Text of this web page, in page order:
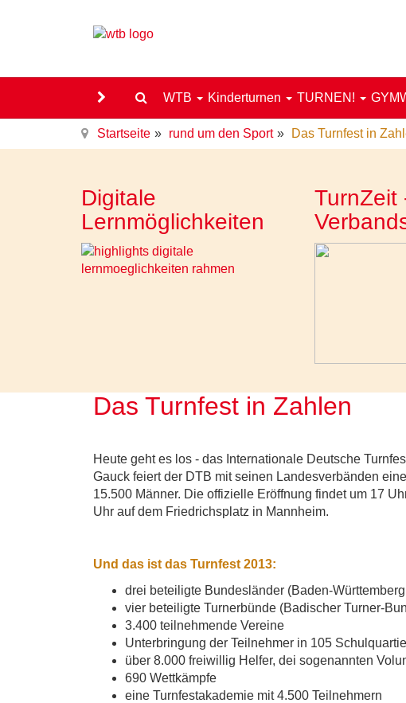
WTB Kinderturnen TURNEN!
Startseite rund um den Sport Das Turnfest in
Digitale
Lernmöglichkeiten
TurnZeit
Das Turnfest in Zahlen
Heute geht es los - das Internationale Deutsche
Gauck feiert der DTB mit seinen Landesverbänden
15.500 Männer. Die offizielle Eröffnung findet um 17
Uhr auf dem Friedrichsplatz in Mannheim.
Und das ist das Turnfest 2013:
drei beteiligte Bundesländer (Baden-
vier beteiligte Turnerbünde (Badischer Turner-
3.400 teilnehmende Vereine
Unterbringung der Teilnehmer in 105
über 8.000 freiwillig Helfer, dei sogenannten
690 Wettkämpfe
eine Turnfestakademie mit 4.500 Teilnehmern